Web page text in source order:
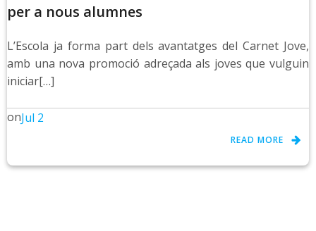
per a nous alumnes
L’Escola ja forma part dels avantatges del Carnet Jove,
amb una nova promoció adreçada als joves que vulguin
iniciar[…]
onJul 2
READ MORE